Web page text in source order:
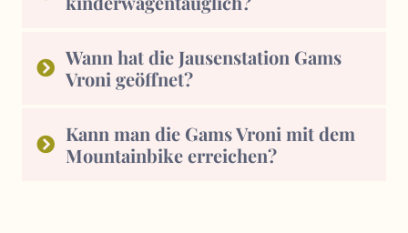
Wann hat die Jausenstation Gams
Vroni geöffnet?
Kann man die Gams Vroni mit dem
Mountainbike erreichen?